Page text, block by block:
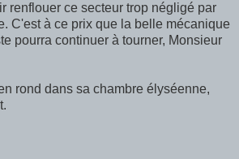
renflouer ce secteur trop négligé par
C'est à ce prix que la belle mécanique
pourra continuer à tourner, Monsieur
rond dans sa chambre élyséenne,